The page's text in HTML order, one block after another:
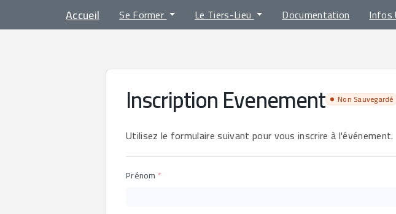
Accueil Se Former Le Tiers-Lieu Documentation Infos
Inscription Evenement Non Sauvegardé
Utilisez le formulaire suivant pour vous inscrire à l'événement.
Prénom